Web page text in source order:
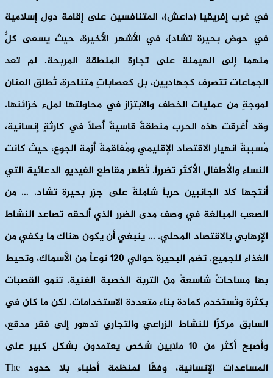
في غرب إفريقيا (داعش)، المتنافسين على إقامة دول إسلامية
في حوض بحيرة تشاد]، في الأشهر الأخيرة، حيث يسعى كلٌّ
منهما إلى الهيمنة على تجارة المنطقة المربحة. لم تعد
الجماعات تتصرف كجهاديين، بل كعصاباتٍ متناحرة، تُطلق العنان
لموجةٍ من عمليات الخطف والابتزاز في محاولتها لملء خزائنها.
وقد أغرقت هذه الحرب منطقةً قاسيةً أصلاً في كارثةٍ إنسانية،
مُسببةً انهيار الاقتصاد الإقليمي ومُفاقمةً أزمة الجوع، حيث كانت
النساء والأطفال الأكثر تضرراً. تُظهر مقاطع الفيديو الدعائية التي
أنتجها كلا الجانبين حرباً شاملةً على جزر بحيرة تشاد. … من
الصعب المبالغة في وصف مدى الضرر الذي ألحقه تصاعد النشاط
الإرهابي بالاقتصاد المحلي. … ينبغي أن يكون هناك ما يكفي من
الغذاء للجميع. تضم البحيرة حوالي 120 نوعاً من الأسماك، وتحيط
بها مساحاتٌ شاسعةٌ من التربة الخصبة الغنية. تنمو القصبات
بكثرة وتُستخدم كمادة بناء متعددة الاستخدامات. لكن ما كان في
السابق مركزًا للنشاط الزراعي والتجاري تدهور إلى فقر مدقع،
وأصبح أكثر من 10 ملايين شخص يعتمدون بشكل كبير على
المساعدات الإنسانية، وفقًا لمنظمة أطباء بلا حدود The